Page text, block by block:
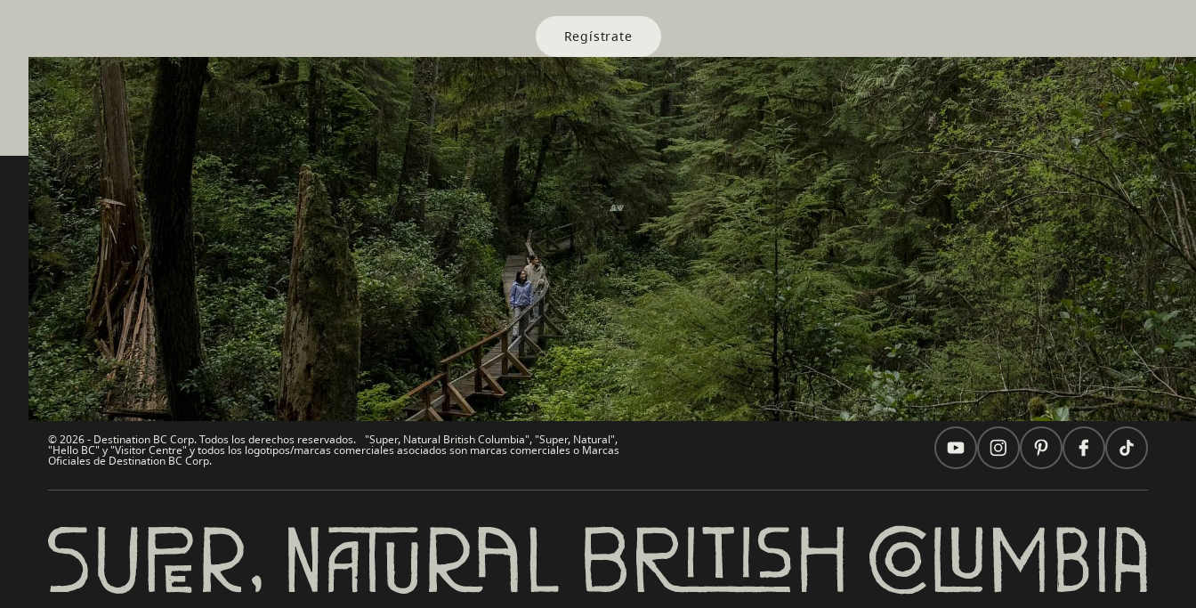
Regístrate
Destination BC
Contáctanos
Mapa del sitio
Acerca de
Legal y Políticas
Nuestros Sitios
Industria de Viajes
Medios
Corporativo
简体中文 – China
Sitios de Socios
Comercio e Inversión BC
Trabaja en BC
Bienvenido a BC
BC Indígena
En este sitio
Ideas de viaje
Consejos Prácticos
Dos países, un viaje
© 2026 - Destination BC Corp. Todos los derechos reservados. "Super, Natural British Columbia", "Super, Natural",
"Hello BC" y "Visitor Centre" y todos los logotipos/marcas comerciales asociados son marcas comerciales o Marcas
Oficiales de Destination BC Corp.